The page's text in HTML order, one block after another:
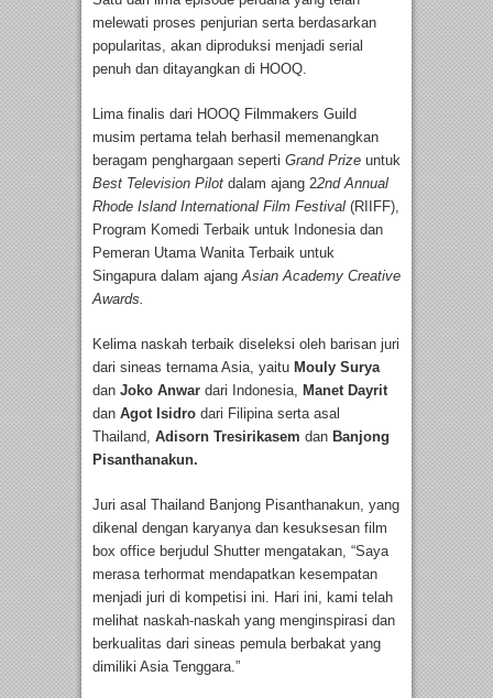
melewati proses penjurian serta berdasarkan
popularitas, akan diproduksi menjadi serial
penuh dan ditayangkan di HOOQ.
Lima finalis dari HOOQ Filmmakers Guild
musim pertama telah berhasil memenangkan
beragam penghargaan seperti Grand Prize untuk
Best Television Pilot dalam ajang 22nd Annual
Rhode Island International Film Festival (RIIFF),
Program Komedi Terbaik untuk Indonesia dan
Pemeran Utama Wanita Terbaik untuk
Singapura dalam ajang Asian Academy Creative
Awards.
Kelima naskah terbaik diseleksi oleh barisan juri
dari sineas ternama Asia, yaitu Mouly Surya
dan Joko Anwar dari Indonesia, Manet Dayrit
dan Agot Isidro dari Filipina serta asal
Thailand, Adisorn Tresirikasem dan Banjong
Pisanthanakun.
Juri asal Thailand Banjong Pisanthanakun, yang
dikenal dengan karyanya dan kesuksesan film
box office berjudul Shutter mengatakan, “Saya
merasa terhormat mendapatkan kesempatan
menjadi juri di kompetisi ini. Hari ini, kami telah
melihat naskah-naskah yang menginspirasi dan
berkualitas dari sineas pemula berbakat yang
dimiliki Asia Tenggara.”